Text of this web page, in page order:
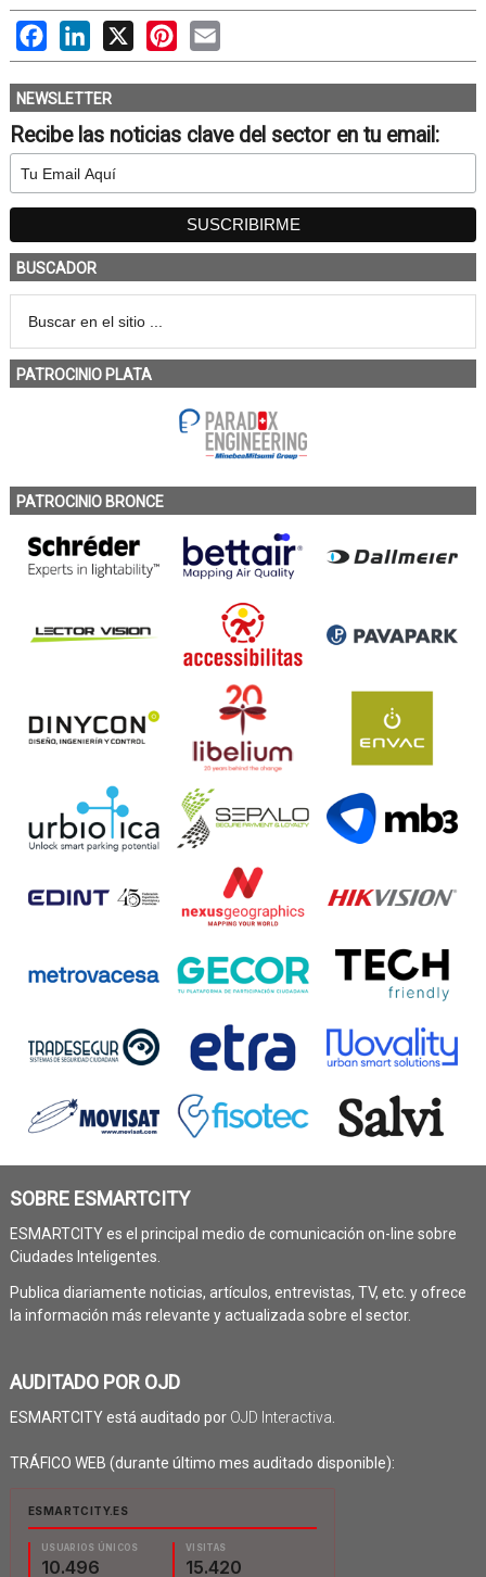
FacebookLinkedIn
X PinterestEmail
NEWSLETTER
Recibe las noticias clave del sector en tu email:
BUSCADOR
PATROCINIO PLATA
PATROCINIO BRONCE
SOBRE ESMARTCITY
ESMARTCITY es el principal medio de comunicación on-line sobre
Ciudades Inteligentes.
Publica diariamente noticias, artículos, entrevistas, TV, etc. y ofrece
la información más relevante y actualizada sobre el sector.
AUDITADO POR OJD
ESMARTCITY está auditado por OJD Interactiva
TRÁFICO WEB (durante último mes auditado disponible):